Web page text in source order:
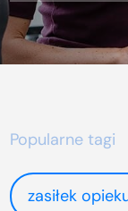
Popularne tagi
zasiłek